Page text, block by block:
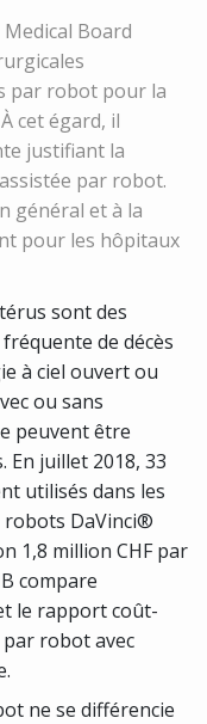
Board
par robot pour la
cet égard, il
justifiant la
par robot.
général et à la
pour les hôpitaux
sont des
de décès
à ciel ouvert ou
ou sans
peuvent être
juillet 2018, 33
utilisés dans les
robots DaVinci®
1,8 million CHF par
compare
le rapport coût-
robot avec
ne se différencie